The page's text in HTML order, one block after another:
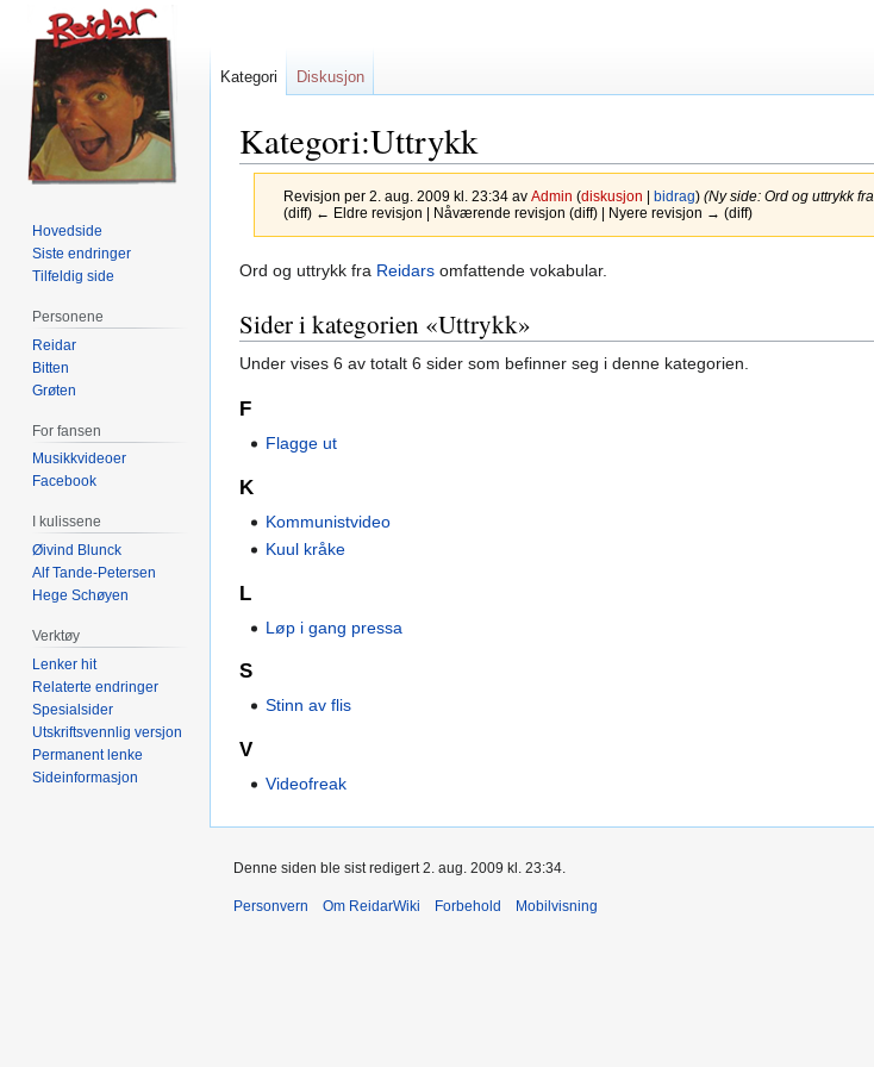
Kategori:Uttrykk
Revisjon per 2. aug. 2009 kl. 23:34 av Admin (diskusjon bidrag) (Ny side: Ord og uttrykk fra
(diff) ← Eldre revisjon | Nåværende revisjon (diff) | Nyere revisjon → (diff)
Hopp
navigering
Hopp
søk
Ord og uttrykk fra Reidars omfattende vokabular.
Sider i kategorien «Uttrykk»
Under vises 6 av totalt 6 sider som befinner seg i denne kategorien.
F
Flagge ut
K
Kommunistvideo
Kuul kråke
L
Løp i gang pressa
S
Stinn av flis
V
Videofreak
Kategori Diskusjon
Hovedside
Siste endringer
Tilfeldig side
Personene
Reidar
Bitten
Grøten
For fansen
Musikkvideoer
Facebook
I kulissene
Øivind Blunck
Alf Tande-Petersen
Hege Schøyen
Verktøy
Lenker hit
Relaterte endringer
Spesialsider
Utskriftsvennlig versjon
Permanent lenke
Sideinformasjon
Denne siden ble sist redigert 2. aug. 2009 kl. 23:34.
Personvern Om ReidarWiki Forbehold Mobilvisning